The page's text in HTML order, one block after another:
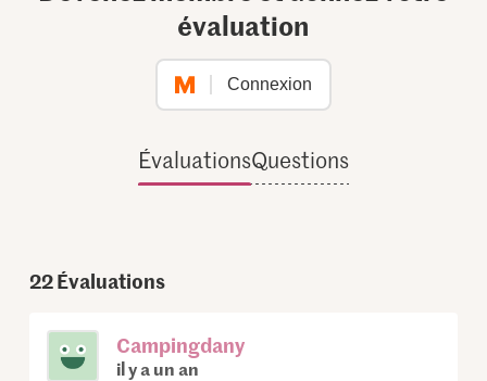
évaluation
Connexion
ÉvaluationsQuestions
22Évaluations
Campingdany
il y a un an